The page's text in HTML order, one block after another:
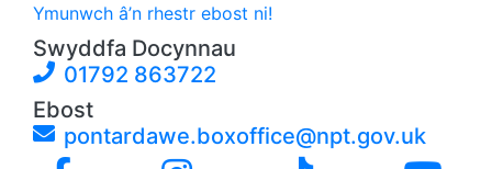
Ymunwch â’n rhestr ebost ni!
Swyddfa Docynnau
01792 863722
Ebost
pontardawe.boxoffice@npt.gov.uk